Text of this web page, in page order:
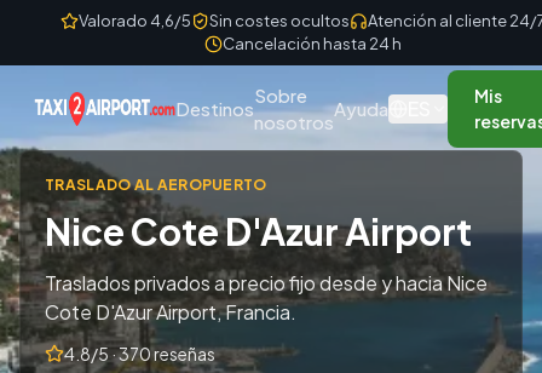
Skip to contentValorado 4,6/5 Sin costes ocultos
Atención al cliente 24/
Cancelación hasta 24 h
Destinos
Sobre
nosotros
Ayuda
Mis
TRASLADO AL AEROPUERTO
Nice Cote D'Azur Airport
Traslados privados a precio fijo desde y hacia Nice
Cote D'Azur Airport, Francia.
4.8/5 · 370 reseñas